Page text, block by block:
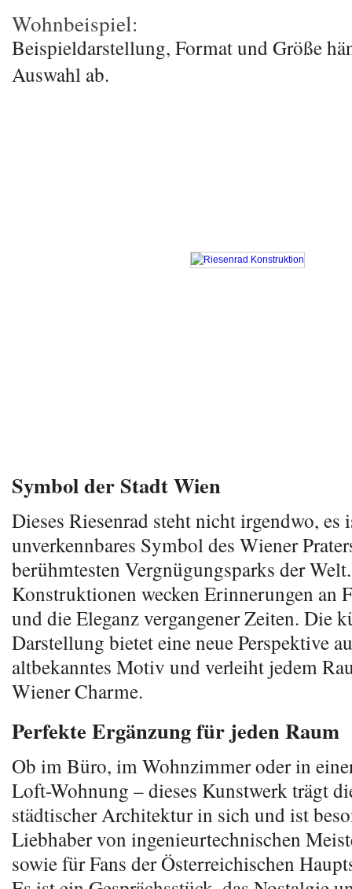
Wohnbeispiel:
Beispieldarstellung, Format und Größe
Auswahl ab.
Symbol der Stadt Wien
Dieses Riesenrad steht nicht irgendwo, es
unverkennbares Symbol des Wiener
berühmtesten Vergnügungsparks der
Konstruktionen wecken Erinnerungen an
und die Eleganz vergangener Zeiten. Die
Darstellung bietet eine neue Perspektive
altbekanntes Motiv und verleiht jedem
Wiener Charme.
Perfekte Ergänzung für jeden Raum
Ob im Büro, im Wohnzimmer oder in
Loft-Wohnung – dieses Kunstwerk trägt
städtischer Architektur in sich und ist
Liebhaber von ingenieurtechnischen
sowie für Fans der Österreichischen